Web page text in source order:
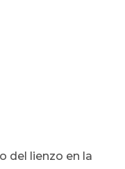
del lienzo en la